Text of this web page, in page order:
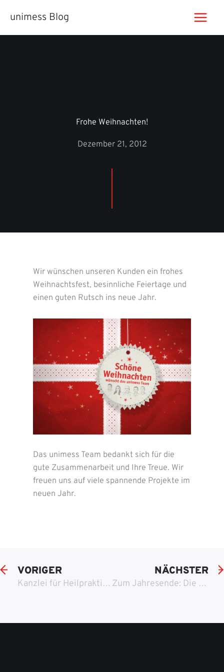
Inhaltunimess Blog
Frohe Weihnachten!
Dezember 21, 2012
Wir wünschen unseren Kunden ein frohes
Weihnachtsfest, besinnliche Feiertage und
einen guten Rutsch ins neue Jahr.
Das unimess Team bedankt sich für die
gute Zusammenarbeit und Ihre Treue. Wir
freuen uns auf viele spannende Projekte im
neuen Jahr.
VORIGER
Kanzlei für Heilpraktikerrecht – Dr. René Sasse
NÄCHSTER
Zum Jahresende: Die neue Alb-Donau-Kreis Tourismus Präsenz geht online